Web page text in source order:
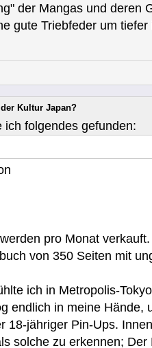
der Mangas und deren
gute Triebfeder um
Kultur Japan?
ich folgendes gefunden:
pro Monat
von 350 Seiten mit
ich in Metropolis-
endlich in meine Hände,
18-jähriger Pin-Ups.
solche zu erkennen;